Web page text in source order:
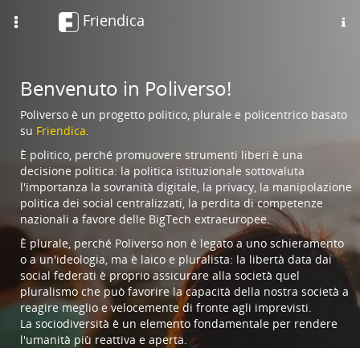
Toggle
navigation
Friendica
Benvenuto in Poliverso!
Poliverso è un progetto politico, plurale e policentrico basato
su Friendica.
È politico, perché promuovere strumenti liberi è una
decisione politica: la politica istituzionale sottovaluta
l'importanza la sovranità digitale, la privacy, la manipolazione
politica dei social centralizzati, la perdita di competenze
nazionali a favore delle BigTech extraeuropee.
È plurale, perché Poliverso non è legato a uno schieramento
o a un'ideologia, ma è laico e pluralista: la libertà data dai
social federati è proprio assicurare alla società quel
pluralismo che può favorire la capacità della nostra società a
reagire meglio e velocemente di fronte agli imprevisti.
La sociodiversità è un elemento fondamentale per rendere
l'umanità più reattiva e aperta.